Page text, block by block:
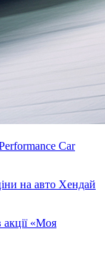
Car
«Моя